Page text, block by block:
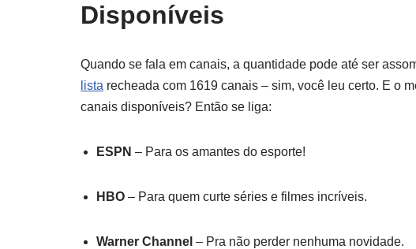
Disponíveis
Quando se fala em canais, a quantidade pode até ser
lista recheada com 1619 canais – sim, você leu certo. E o
canais disponíveis? Então se liga:
ESPN – Para os amantes do esporte!
HBO – Para quem curte séries e filmes incríveis.
Warner Channel – Pra não perder nenhuma novidade.